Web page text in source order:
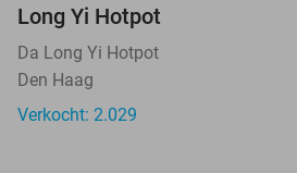
Long Yi Hotpot
Da Long Yi Hotpot
Den Haag
Verkocht: 2.029